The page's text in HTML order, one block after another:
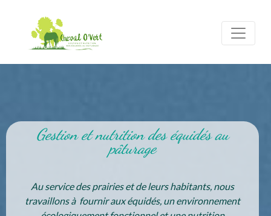
Gestion et nutrition des équidés au
pâturage
Au service des prairies et de leurs habitants, nous
travaillons à fournir aux équidés, un environnement